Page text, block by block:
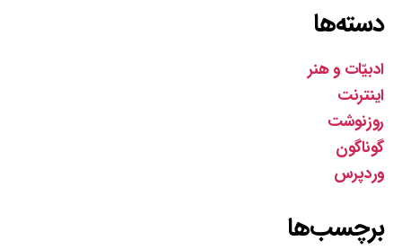
دسته‌ها
ادبیّات و هنر
اینترنت
روزنوشت
گوناگون
وردپرس
برچسب‌ها